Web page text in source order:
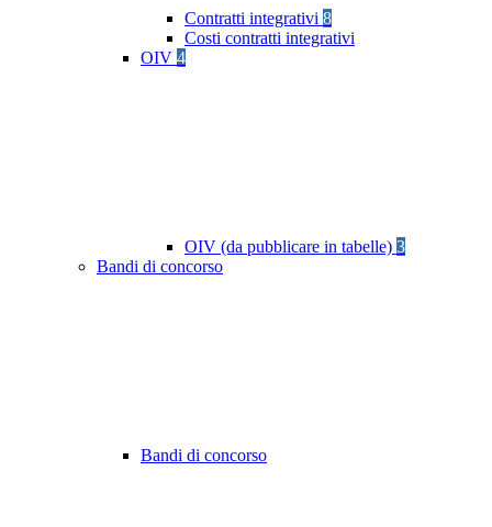
Contratti integrativi 8
Costi contratti integrativi
OIV 4
OIV (da pubblicare in tabelle) 3
Bandi di concorso
Bandi di concorso